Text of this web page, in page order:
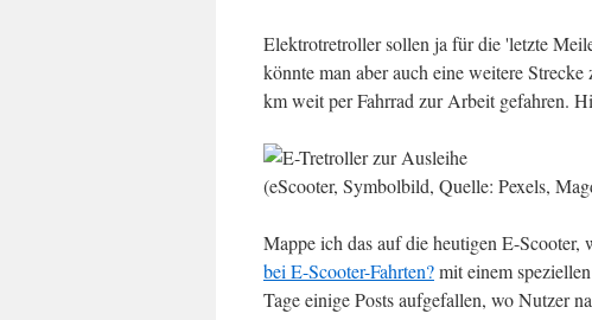
Elektrotretroller sollen ja für die 'letzte
könnte man aber auch eine weitere
km weit per Fahrrad zur Arbeit gefahren.
(eScooter, Symbolbild, Quelle: Pexels,
Mappe ich das auf die heutigen E-Scooter,
bei E-Scooter-Fahrten?mit einem
Tage einige Posts aufgefallen, wo Nutzer